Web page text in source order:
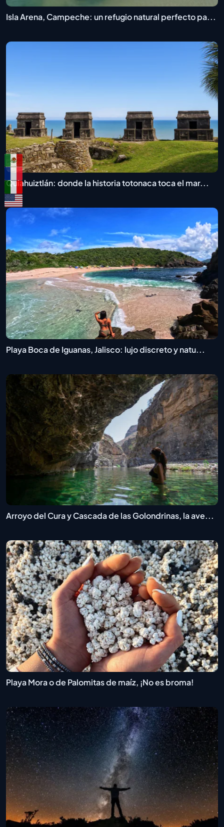
Isla Arena, Campeche: un refugio natural perfecto pa...
Quiahuiztlán: donde la historia totonaca toca el mar...
Playa Boca de Iguanas, Jalisco: lujo discreto y natu...
Arroyo del Cura y Cascada de las Golondrinas, la ave...
Playa Mora o de Palomitas de maíz, ¡No es broma!